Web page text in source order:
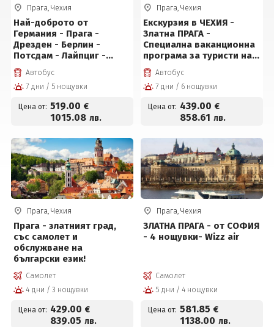
Прага, Чехия
Най-доброто от
Германия - Прага -
Дрезден - Берлин -
Потсдам - Лайпциг -
Мюнхен!
Автобус
7 дни / 5 нощувки
Цена от: 519.00 €
1015.08 лв.
Прага, Чехия
Екскурзия в ЧЕХИЯ -
Златна ПРАГА -
Специална ваканционна
програма за туристи над
55 години и приятели!
Автобус
7 дни / 6 нощувки
Цена от: 439.00 €
858.61 лв.
Прага, Чехия
Прага - златният град,
със самолет и
обслужване на
български език!
Самолет
4 дни / 3 нощувки
Цена от: 429.00 €
839.05 лв.
Прага, Чехия
ЗЛАТНА ПРАГА - от СОФИЯ
- 4 нощувки- Wizz air
Самолет
5 дни / 4 нощувки
Цена от: 581.85 €
1138.00 лв.